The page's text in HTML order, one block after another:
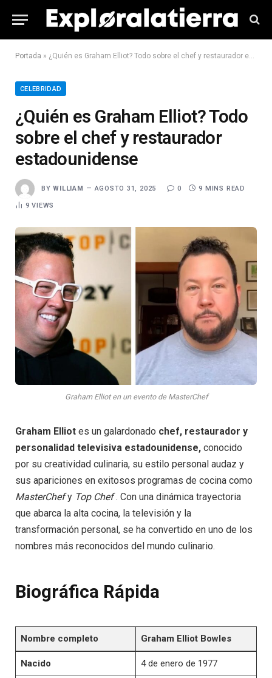
Portada » ¿Quién es Graham Elliot? Todo sobre el chef y restaurador estadounidense
CELEBRIDAD
¿Quién es Graham Elliot? Todo
sobre el chef y restaurador
estadounidense
BY WILLIAM AGOSTO 31, 2025 0 9 MINS READ
9VIEWS
Graham Elliot en un evento de MasterChef
Graham Elliot es un galardonado chef, restaurador y
personalidad televisiva estadounidense, conocido
por su creatividad culinaria, su estilo personal audaz y
sus apariciones en exitosos programas de cocina como
MasterChefy Top Chef. Con una dinámica trayectoria
que abarca la alta cocina, la televisión y la
transformación personal, se ha convertido en uno de los
nombres más reconocidos del mundo culinario.
Biográfica Rápida
Nombre completo Graham Elliot Bowles
Nacido 4 de enero de 1977